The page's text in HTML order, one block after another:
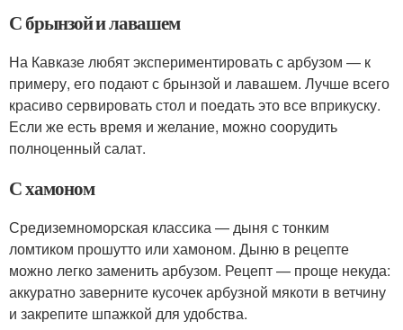
С брынзой и лавашем
На Кавказе любят экспериментировать с арбузом — к
примеру, его подают с брынзой и лавашем. Лучше всего
красиво сервировать стол и поедать это все вприкуску.
Если же есть время и желание, можно соорудить
полноценный салат.
С хамоном
Средиземноморская классика — дыня с тонким
ломтиком прошутто или хамоном. Дыню в рецепте
можно легко заменить арбузом. Рецепт — проще некуда:
аккуратно заверните кусочек арбузной мякоти в ветчину
и закрепите шпажкой для удобства.